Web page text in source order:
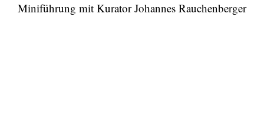
Miniführung mit Kurator Johannes Rauchenberger